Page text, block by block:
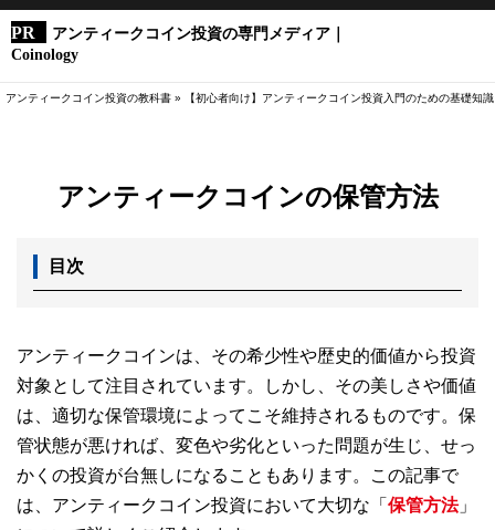
アンティークコイン投資の専門メディア｜
Coinology
アンティークコイン投資の教科書 » 【初心者向け】アンティークコイン投資入門のための基礎知識
アンティークコインの保管方法
目次
アンティークコインは、その希少性や歴史的価値から投資
対象として注目されています。しかし、その美しさや価値
は、適切な保管環境によってこそ維持されるものです。保
管状態が悪ければ、変色や劣化といった問題が生じ、せっ
かくの投資が台無しになることもあります。この記事で
は、アンティークコイン投資において大切な「 保管方法」